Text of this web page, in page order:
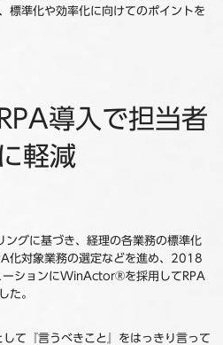
標準化や効率化に向けてのポイントを
導入で担当者
軽減
グに基づき、経理の各業務の標準化
化対象業務の選定などを進め、2018
ションにWinActor®を採用してRPA
た。
して『言うべきこと』をはっきり言って